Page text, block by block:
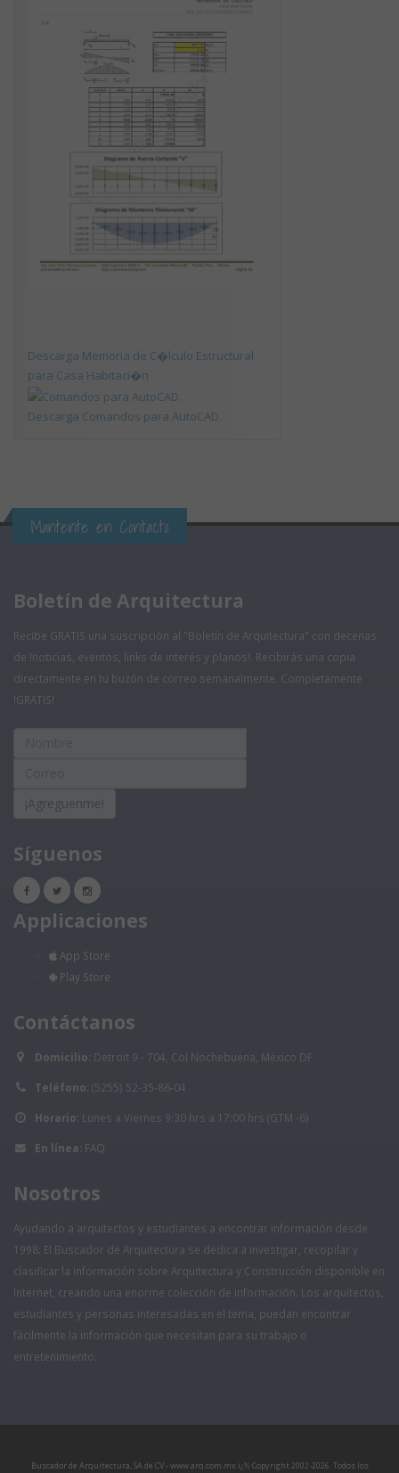
Descarga Memoria de C�lculo Estructural
para Casa Habitaci�n
Descarga Comandos para AutoCAD.
Mantente en Contacto
Boletín de Arquitectura
Recibe GRATIS una suscripción al "Boletín de Arquitectura" con decenas
de !noticias, eventos, links de interés y planos!. Recibirás una copia
directamente en tu buzón de correo semanalmente. Completamente
!GRATIS!
¡Agreguenme!
Síguenos
Applicaciones
App Store
Play Store
Contáctanos
Domicilio: Detroit 9 - 704, Col Nochebuena, México DF
Teléfono: (5255) 52-35-86-04
Horario: Lunes a Viernes 9:30 hrs a 17:00 hrs (GTM -6)
En línea: FAQ
Nosotros
Ayudando a arquitectos y estudiantes a encontrar información desde
1998: El Buscador de Arquitectura se dedica a investigar, recopilar y
clasificar la información sobre Arquitectura y Construcción disponible en
Internet, creando una enorme colección de información. Los arquitectos,
estudiantes y personas interesadas en el tema, puedan encontrar
fácilmente la información que necesitan para su trabajo o
entretenimiento.
Buscador de Arquitectura, SA de CV - www.arq.com.mx ï¿½ Copyright 2002-2026. Todos los